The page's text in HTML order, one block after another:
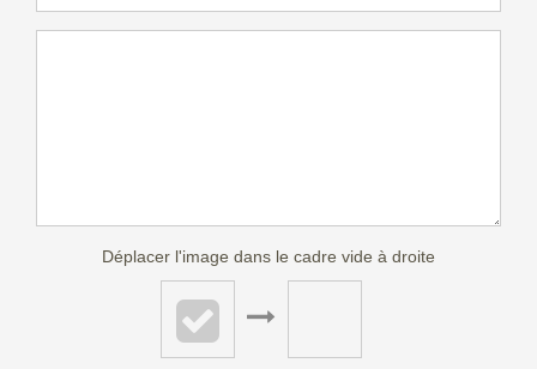
Déplacer l'image dans le cadre vide à droite